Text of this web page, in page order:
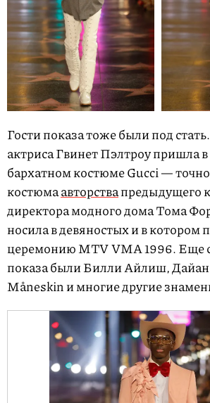
Гости показа тоже были под
актриса Гвинет Пэлтроу пришла
бархатном костюме Gucci —
костюмаавторствапредыдущего
директора модного дома Тома
носила в девяностых и в котором
церемонию MTV VMA 1996. Еще
показа были Билли Айлиш,
Måneskin и многие другие